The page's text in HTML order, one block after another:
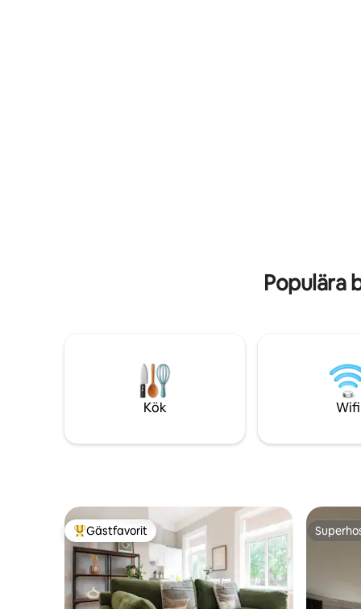
Populära
Kök Wifi
Populär gästfavorit
Gästfavorit